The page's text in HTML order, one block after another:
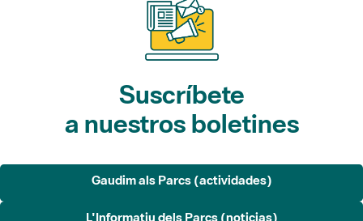
Suscríbete
a nuestros boletines
Gaudim als Parcs (actividades)
L'Informatiu dels Parcs (noticias)